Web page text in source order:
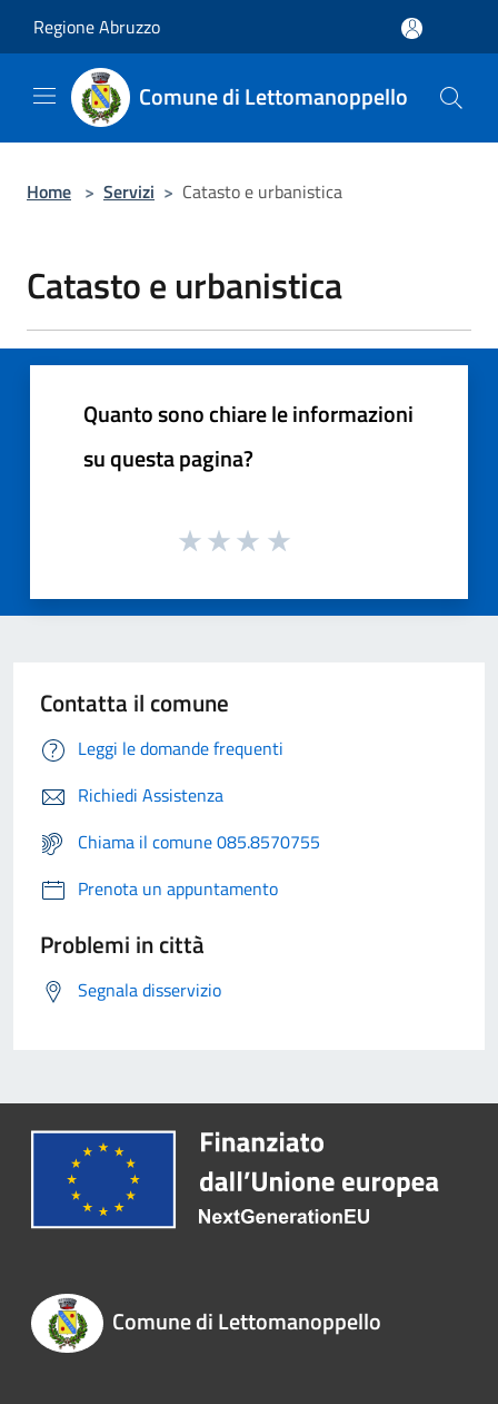
Regione Abruzzo
Comune di Lettomanoppello
Home > Servizi > Catasto e urbanistica
Catasto e urbanistica
Quanto sono chiare le informazioni
su questa pagina?
Contatta il comune
Leggi le domande frequenti
Richiedi Assistenza
Chiama il comune 085.8570755
Prenota un appuntamento
Problemi in città
Segnala disservizio
Comune di Lettomanoppello